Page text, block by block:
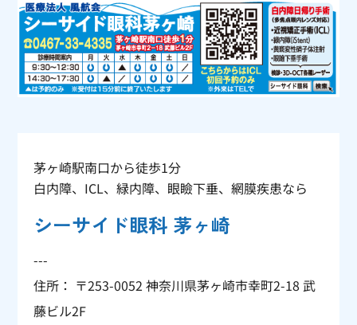
茅ヶ崎駅南口から徒歩1分
白内障、ICL、緑内障、眼瞼下垂、網膜疾患なら
シーサイド眼科 茅ヶ崎
---
住所： 〒253-0052 神奈川県茅ヶ崎市幸町2-18 武
藤ビル2F